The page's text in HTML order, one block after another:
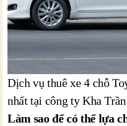
Dịch vụ thuê xe 4 chỗ
nhất tại công ty Kha Trần
Làm sao để có thể lựa